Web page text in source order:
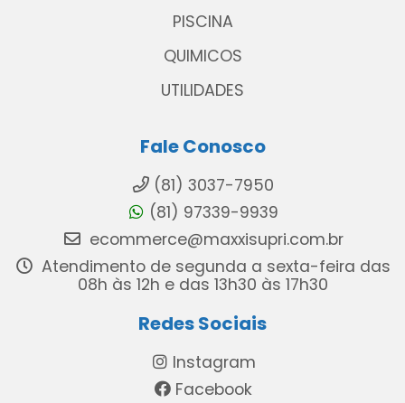
PISCINA
QUIMICOS
UTILIDADES
Fale Conosco
(81) 3037-7950
(81) 97339-9939
ecommerce@maxxisupri.com.br
Atendimento de segunda a sexta-feira das
08h às 12h e das 13h30 às 17h30
Redes Sociais
Instagram
Facebook